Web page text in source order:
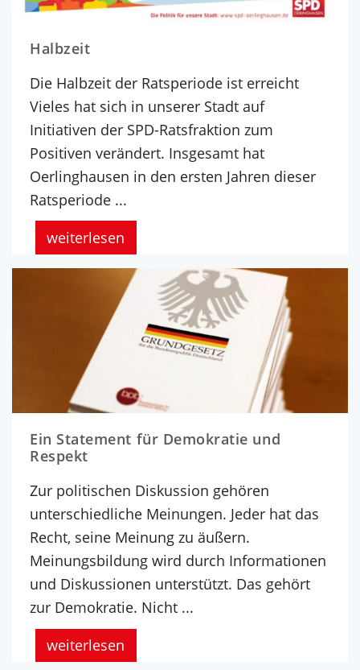
Halbzeit
Die Halbzeit der Ratsperiode ist erreicht
Vieles hat sich in unserer Stadt auf
Initiativen der SPD-Ratsfraktion zum
Positiven verändert. Insgesamt hat
Oerlinghausen in den ersten Jahren dieser
Ratsperiode ...
weiterlesen
Ein Statement für Demokratie und
Respekt
Zur politischen Diskussion gehören
unterschiedliche Meinungen. Jeder hat das
Recht, seine Meinung zu äußern.
Meinungsbildung wird durch Informationen
und Diskussionen unterstützt. Das gehört
zur Demokratie. Nicht ...
weiterlesen